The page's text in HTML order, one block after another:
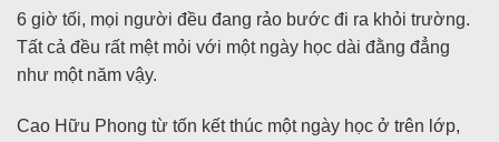
6 giờ tối, mọi người đều đang rảo bước đi ra khỏi trường.
Tất cả đều rất mệt mỏi với một ngày học dài đằng đẳng
như một năm vậy.
Cao Hữu Phong từ tốn kết thúc một ngày học ở trên lớp,